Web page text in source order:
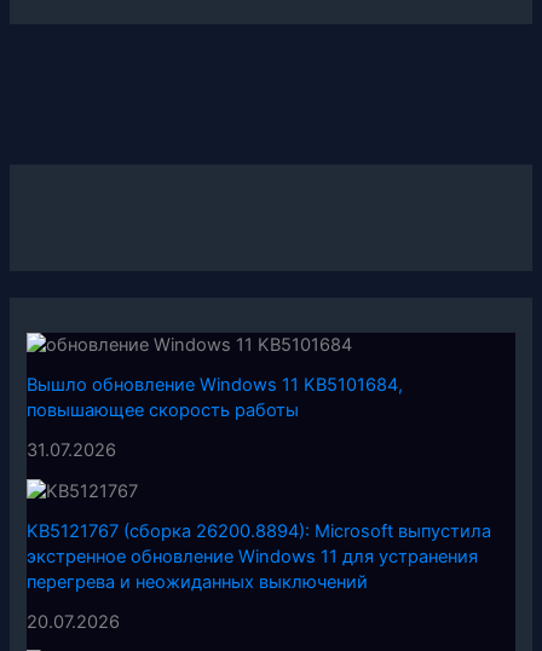
Вышло обновление Windows 11 KB5101684,
повышающее скорость работы
31.07.2026
KB5121767 (сборка 26200.8894): Microsoft выпустила
экстренное обновление Windows 11 для устранения
перегрева и неожиданных выключений
20.07.2026